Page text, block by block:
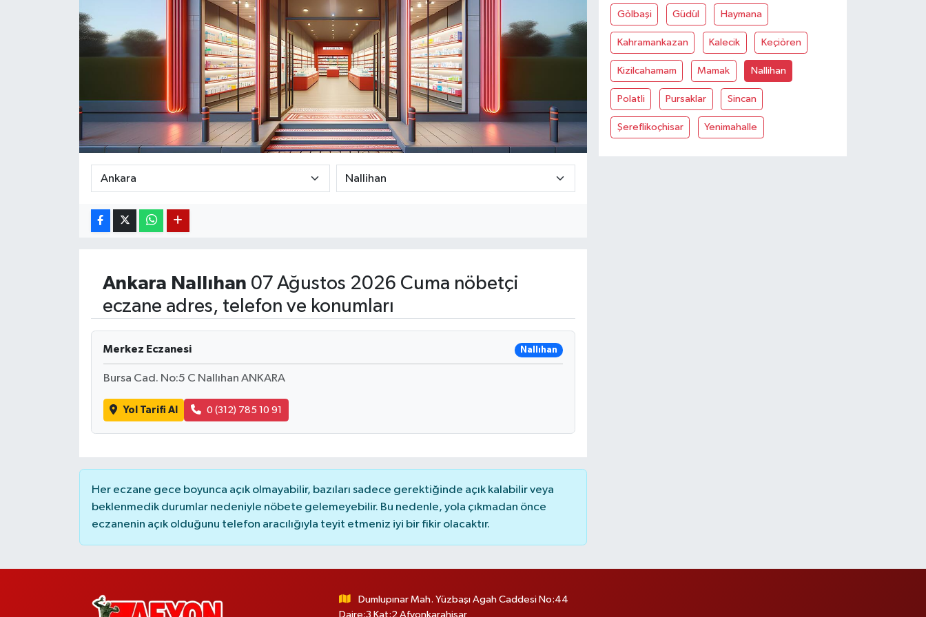
Ankara Nallıhan 07 Ağustos 2026 Cuma nöbetçi
eczane adres, telefon ve konumları
Merkez Eczanesi Nallıhan
Bursa Cad. No:5 C Nallıhan ANKARA
Yol Tarifi Al 0 (312) 785 10 91
Her eczane gece boyunca açık olmayabilir, bazıları sadece gerektiğinde açık kalabilir veya
beklenmedik durumlar nedeniyle nöbete gelemeyebilir. Bu nedenle, yola çıkmadan önce
eczanenin açık olduğunu telefon aracılığıyla teyit etmeniz iyi bir fikir olacaktır.
Gölbaşi Güdül Haymana
Kahramankazan Kalecik Keçiören
Kizilcahamam Mamak Nallihan
Polatli Pursaklar Sincan
Şereflikoçhisar Yenimahalle
Dumlupınar Mah. Yüzbaşı Agah Caddesi No:44
Daire:3 Kat:2 Afyonkarahisar
Magazin